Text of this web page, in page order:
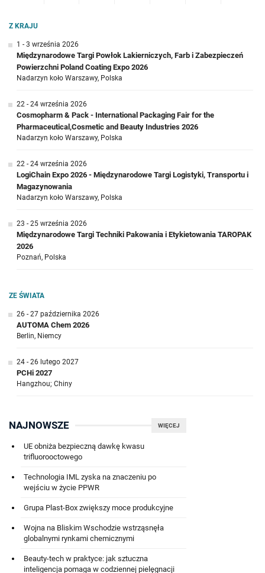
Z KRAJU
1 - 3 września 2026
Międzynarodowe Targi Powłok Lakierniczych, Farb i Zabezpieczeń
Powierzchni Poland Coating Expo 2026
Nadarzyn koło Warszawy, Polska
22 - 24 września 2026
Cosmopharm & Pack - International Packaging Fair for the
Pharmaceutical,Cosmetic and Beauty Industries 2026
Nadarzyn koło Warszawy, Polska
22 - 24 września 2026
LogiChain Expo 2026 - Międzynarodowe Targi Logistyki, Transportu i
Magazynowania
Nadarzyn koło Warszawy, Polska
23 - 25 września 2026
Międzynarodowe Targi Techniki Pakowania i Etykietowania TAROPAK
2026
Poznań, Polska
ZE ŚWIATA
26 - 27 października 2026
AUTOMA Chem 2026
Berlin, Niemcy
24 - 26 lutego 2027
PCHi 2027
Hangzhou; Chiny
WIĘCEJ
NAJNOWSZE
UE obniża bezpieczną dawkę kwasu
trifluorooctowego
Technologia IML zyska na znaczeniu po
wejściu w życie PPWR
Grupa Plast-Box zwiększy moce produkcyjne
Wojna na Bliskim Wschodzie wstrząsnęła
globalnymi rynkami chemicznymi
Beauty-tech w praktyce: jak sztuczna
inteligencja pomaga w codziennej pielęgnacji